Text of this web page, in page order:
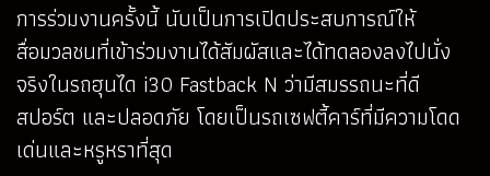
การร่วมงานครั้งนี้ นับเป็นการเปิดประสบการณ์ให้
สื่อมวลชนที่เข้าร่วมงานได้สัมผัสและได้ทดลองลงไปนั่ง
จริงในรถฮุนได i30 Fastback N ว่ามีสมรรถนะที่ดี
สปอร์ต และปลอดภัย โดยเป็นรถเซฟตี้คาร์ที่มีความโดด
เด่นและหรูหราที่สุด